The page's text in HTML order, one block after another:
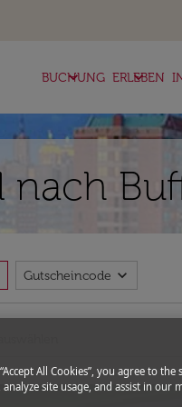
BUCHUNG
keyboard_arrow_down ERLEBEN
keyboard_arrow_down
nach
Gutscheincode expand_more
All Cookies”, you agree to
analyze site usage, and assist in our